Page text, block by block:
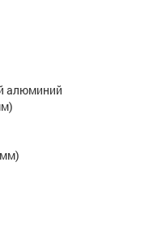
алюминий